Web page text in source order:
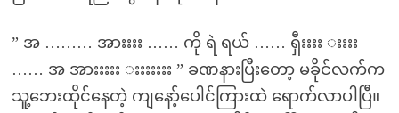
” အ ……… အားးးး …… ကို ရဲ ရယ် …… ရှီးးးး းးးး
…… အ အားးးးး းးးးးးး ” ခဏနားပြီးတော့ မခိုင်လက်က
သူ့ဘေးထိုင်နေတဲ့ ကျနော့်ပေါင်ကြားထဲ ရောက်လာပါပြီ။